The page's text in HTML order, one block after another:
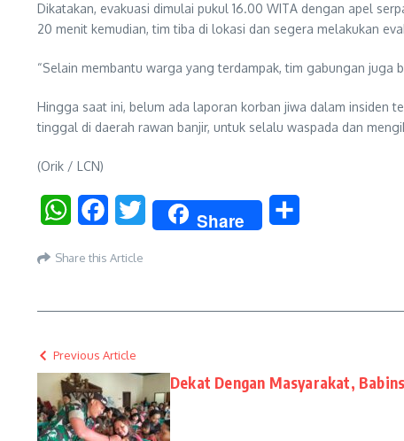
Dikatakan, evakuasi dimulai pukul 16.00 WITA dengan apel
20 menit kemudian, tim tiba di lokasi dan segera melakukan
“Selain membantu warga yang terdampak, tim gabungan juga
Hingga saat ini, belum ada laporan korban jiwa dalam insiden
tinggal di daerah rawan banjir, untuk selalu waspada dan
(Orik / LCN)
WhatsAppFacebookTwitter Share
Share this Article
Previous Article
Dekat Dengan Masyarakat,